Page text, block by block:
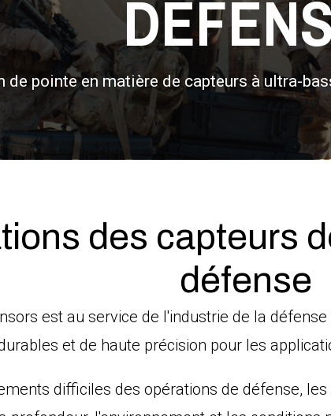
de pointe en matière de capteurs à ultra-
des capteurs
défense
est au service de l'industrie de la
et de haute précision pour les
difficiles des opérations de défense,